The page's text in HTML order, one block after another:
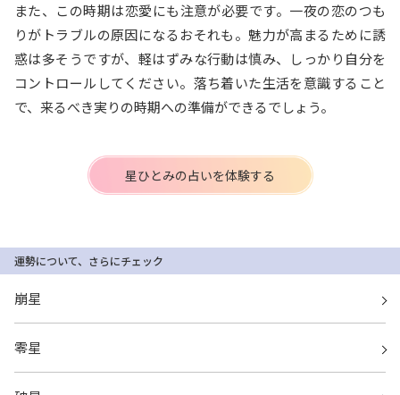
また、この時期は恋愛にも注意が必要です。一夜の恋のつも
りがトラブルの原因になるおそれも。魅力が高まるために誘
惑は多そうですが、軽はずみな行動は慎み、しっかり自分を
コントロールしてください。落ち着いた生活を意識すること
で、来るべき実りの時期への準備ができるでしょう。
星ひとみの占いを体験する
運勢について、さらにチェック
崩星
零星